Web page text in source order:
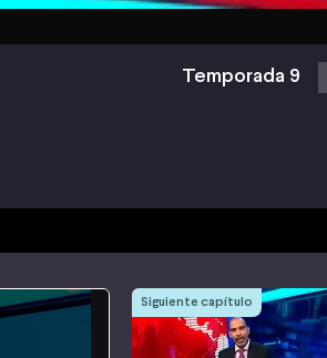
Temporada 9
Siguiente capítulo